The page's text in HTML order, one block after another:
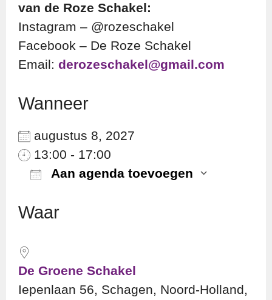
van de Roze Schakel:
Instagram – @rozeschakel
Facebook – De Roze Schakel
Email: derozeschakel@gmail.com
Wanneer
augustus 8, 2027
13:00 - 17:00
Aan agenda toevoegen
Waar
De Groene Schakel
Iepenlaan 56, Schagen, Noord-Holland,